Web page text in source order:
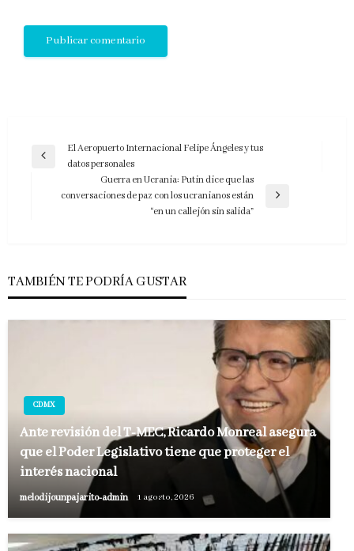
Navegación
entradas
Entrada
El Aeropuerto Internacional Felipe Ángeles y tus
datos personales
Entrada
Guerra en Ucrania: Putin dice que las
conversaciones de paz con los ucranianos están
“en un callejón sin salida”
TAMBIÉN TE PODRÍA GUSTAR
CDMX
Ante revisión del T-MEC, Ricardo Monreal asegura
que el Poder Legislativo tiene que proteger el
interés nacional
melodijounpajarito-admin 1 agosto, 2026